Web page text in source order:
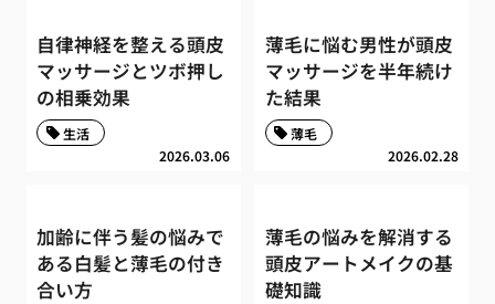
自律神経を整える頭皮
マッサージとツボ押し
の相乗効果
2026.03.06
生活
薄毛に悩む男性が頭皮
マッサージを半年続け
た結果
2026.02.28
薄毛
加齢に伴う髪の悩みで
ある白髪と薄毛の付き
合い方
薄毛の悩みを解消する
頭皮アートメイクの基
礎知識